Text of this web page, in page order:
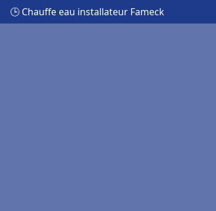
🕒 Chauffe eau installateur Fameck